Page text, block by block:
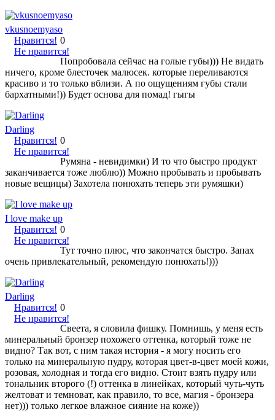
vkusnoemyaso
Нравится!
Не нравится!
0
Попробовала сейчас на голые губы))) Не видать
ничего, кроме блесточек малюсек. которые переливаются
красиво и то только вблизи. А по ощущениям губы стали
бархатными!)) Будет основа для помад! гыгы
Darling
Нравится!
Не нравится!
0
Румяна - невидимки) И то что быстро продукт
заканчивается тоже люблю)) Можно пробывать и пробывать
новые вещицы) Захотела понюхать теперь эти румяшки)
I love make up
Нравится!
Не нравится!
0
Тут точно плюс, что закончатся быстро. Запах
очень привлекательный, рекомендую понюхать!)))
Darling
Нравится!
Не нравится!
0
Свеета, я словила фишку. Помнишь, у меня есть
минеральный бронзер похожего оттенка, который тоже не
видно? Так вот, с ним такая история - я могу носить его
только на минеральную пудру, которая цвет-в-цвет моей кожи,
розовая, холодная и тогда его видно. Стоит взять пудру или
тональник второго (!) оттенка в линейках, который чуть-чуть
желтоват и темноват, как правило, то все, магия - бронзера
нет))) только легкое влажное сияние на коже))